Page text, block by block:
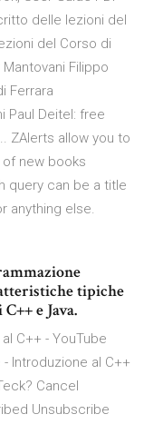
delle lezioni del
del Corso di
Filippo
Ferrara
Deitel: free
ZAlerts allow you to
new books
query can be a title
anything else.
tipiche
e Java.
C++ - YouTube
- Introduzione al C++
Cancel
Unsubscribe